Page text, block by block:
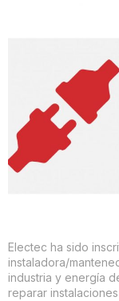
Electec ha sido
instaladora/
industria y energía
reparar